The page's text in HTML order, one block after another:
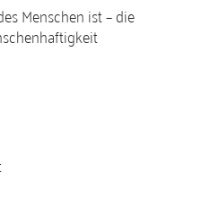
Menschen ist – die